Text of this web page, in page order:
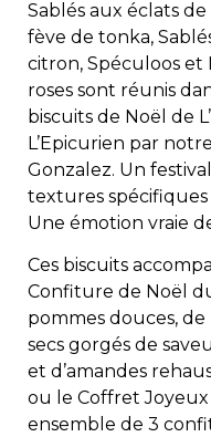
Sablés aux éclats
fève de tonka,
citron, Spéculoos
roses sont réunis
biscuits de Noël de
L’Epicurien par
Gonzalez. Un
textures
Une émotion vraie
Ces biscuits
Confiture de Noël
pommes douces, de
secs gorgés de
et d’amandes
ou le Coffret
ensemble de 3